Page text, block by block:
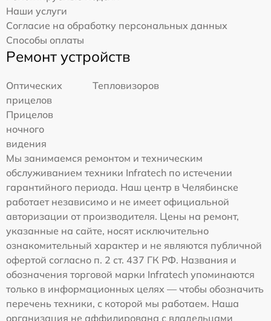
Наши услуги
Согласие на обработку персональных данных
Способы оплаты
Ремонт устройств
Оптических
прицелов
Тепловизоров
Прицелов
ночного
видения
Мы занимаемся ремонтом и техническим
обслуживанием техники Infratech по истечении
гарантийного периода. Наш центр в Челябинске
работает независимо и не имеет официальной
авторизации от производителя. Цены на ремонт,
указанные на сайте, носят исключительно
ознакомительный характер и не являются публичной
офертой согласно п. 2 ст. 437 ГК РФ. Названия и
обозначения торговой марки Infratech упоминаются
только в информационных целях — чтобы обозначить
перечень техники, с которой мы работаем. Наша
организация не аффилирована с владельцами